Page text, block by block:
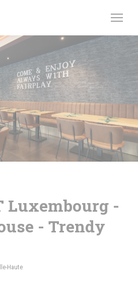
Luxembourg -
- Trendy
Haute((abre en una nueva ventana))